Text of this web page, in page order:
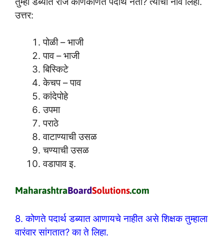
उत्तर:
पोळी – भाजी
पाव – भाजी
बिस्किटे
केचप – पाव
कांदेपोहे
उपमा
पराठे
वाटाण्याची उसळ
चण्याची उसळ
वडापाव इ.
8. कोणते पदार्थ डब्यात आणायचे नाहीत असे शिक्षक तुम्हाला
वारंवार सांगतात? का ते लिहा.